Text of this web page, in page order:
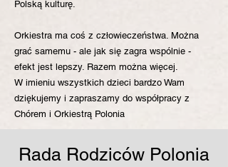
Polską kulturę.
Orkiestra ma coś z człowieczeństwa. Można
grać samemu - ale jak się zagra wspólnie -
efekt jest lepszy. Razem można więcej.
W imieniu wszystkich dzieci bardzo Wam
dziękujemy i zapraszamy do współpracy z
Chórem i Orkiestrą Polonia
Rada Rodziców Polonia